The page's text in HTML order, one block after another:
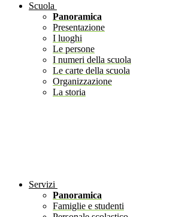
Scuola
Panoramica
Presentazione
I luoghi
Le persone
I numeri della scuola
Le carte della scuola
Organizzazione
La storia
Servizi
Panoramica
Famiglie e studenti